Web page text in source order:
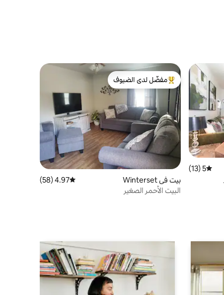
متوسط التقييم 5 من 5، 13 مراجعات
5 (13)
من أبرز البيوت المفضّلة لدى الضيوف
مفضّل لدى الضيوف
بيت في Winterset متوسط التقييم 4.97 من 5، 58 مراجعات
4.97 (58)
البيت الأحمر الصغير